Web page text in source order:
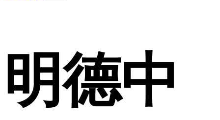
明德中